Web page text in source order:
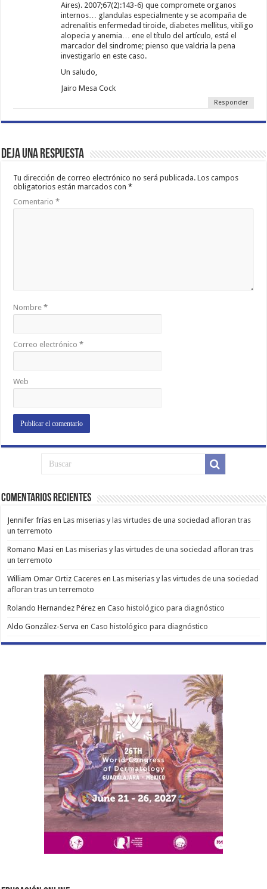
Aires). 2007;67(2):143-6) que compromete organos
internos… glandulas especialmente y se acompaña de
adrenalitis enfermedad tiroide, diabetes mellitus, vitiligo
alopecia y anemia… ene el título del artículo, está el
marcador del sindrome; pienso que valdria la pena
investigarlo en este caso.
Un saludo,
Jairo Mesa Cock
Responder
Deja una respuesta
Tu dirección de correo electrónico no será publicada. Los campos
obligatorios están marcados con*
Comentario*
Nombre*
Correo electrónico*
Web
Comentarios Recientes
Jennifer frías enLas miserias y las virtudes de una sociedad afloran tras
un terremoto
Romano Masi enLas miserias y las virtudes de una sociedad afloran tras
un terremoto
William Omar Ortiz Caceres enLas miserias y las virtudes de una sociedad
afloran tras un terremoto
Rolando Hernandez Pérez enCaso histológico para diagnóstico
Aldo González-Serva enCaso histológico para diagnóstico